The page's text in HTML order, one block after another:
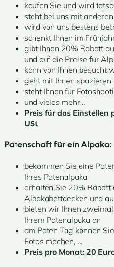
kaufen Sie und wird
steht bei uns mit
wird von uns bestens
schenkt Ihnen im
gibt Ihnen 20% Rabatt
und auf die Preise für
kann von Ihnen besucht
geht mit Ihnen spazieren
steht Ihnen für
und vieles mehr…
Preis für das Einstellen
USt
Patenschaft für ein Alpaka:
bekommen Sie eine
Ihres Patenalpaka
erhalten Sie 20% Rabatt
Alpakabettdecken und
bieten wir Ihnen
Ihrem Patenalpaka an
am Paten Tag können
Fotos machen, …
Preis pro Monat: 20